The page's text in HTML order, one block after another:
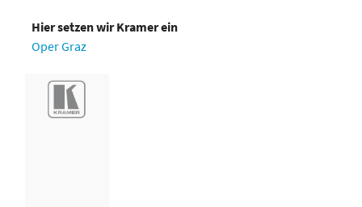
Hier setzen wir Kramer ein
Oper Graz